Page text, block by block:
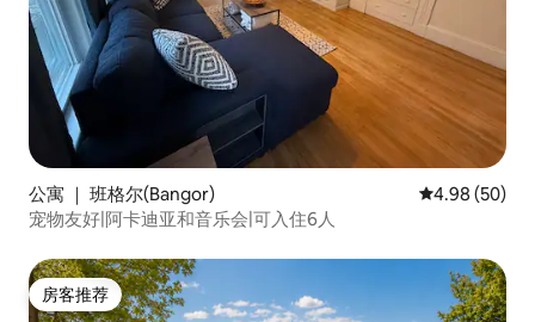
公寓 ｜ 班格尔(Bangor) 平均评分 4.98
4.98 (50)
宠物友好|阿卡迪亚和音乐会|可入住6人
房客推荐
房客推荐